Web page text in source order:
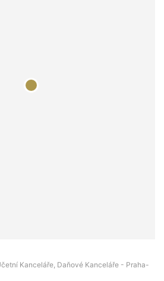
Kanceláře, Daňové Kanceláře - Praha-